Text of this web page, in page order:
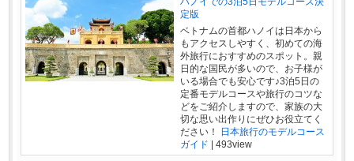
定版
ベトナムの首都ハノイは日本から
もアクセスしやすく、初めての海
外旅行におすすめのスポット。親
日的な国民が多いので、お子様が
いる場合でも安心です♪3泊5日の
定番モデルコースや旅行のコツな
どをご紹介しますので、家族の大
切な思い出作りにぜひお役立てく
ださい！
日本旅行のモデルコース
ガイド | 493view